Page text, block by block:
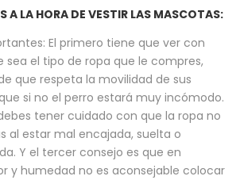
A LA HORA DE VESTIR LAS MASCOTAS:
El primero tiene que ver con
sea el tipo de ropa que le compres,
que respeta la movilidad de sus
si no el perro estará muy incómodo.
tener cuidado con que la ropa no
al estar mal encajada, suelta o
Y el tercer consejo es que en
y humedad no es aconsejable colocar